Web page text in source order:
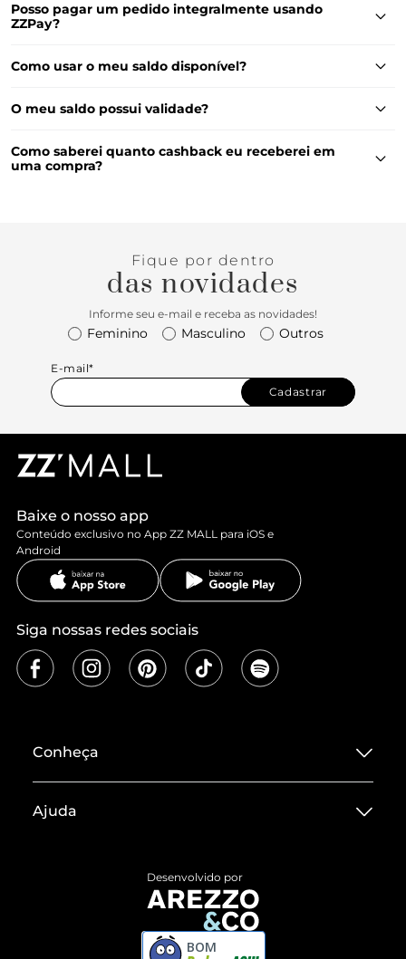
Posso pagar um pedido integralmente usando
ZZPay?
seu saldo no ZZPay.
Como usar o meu saldo disponível?
MALL, você seleciona a opção “pagar com ZZPay”. Após
O meu saldo possui validade?
Como saberei quanto cashback eu receberei em
uma compra?
seu extrato, no aplicativo.Fique por dentro
das novidades
Informe seu e-mail e receba as novidades!
Feminino Masculino Outros
E-mail*
Cadastrar
Baixe o nosso app
Conteúdo exclusivo no App ZZ MALL para iOS e
Android
Siga nossas redes sociais
Conheça
Termos de Uso
ZZ MALL é confiável
Ajuda
Compre pelo WhatsApp
Desenvolvido por
BOM